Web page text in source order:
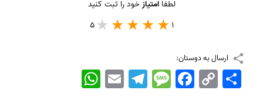
لطفاامتیازخود را ثبت کنید
1
5
ارسال به دوستان:
WhatsApp EmailTelegramMessageFacebook Copy
Link
اشتراک